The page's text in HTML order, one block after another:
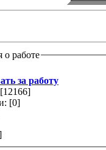
работе
за работу
12166]
[0]